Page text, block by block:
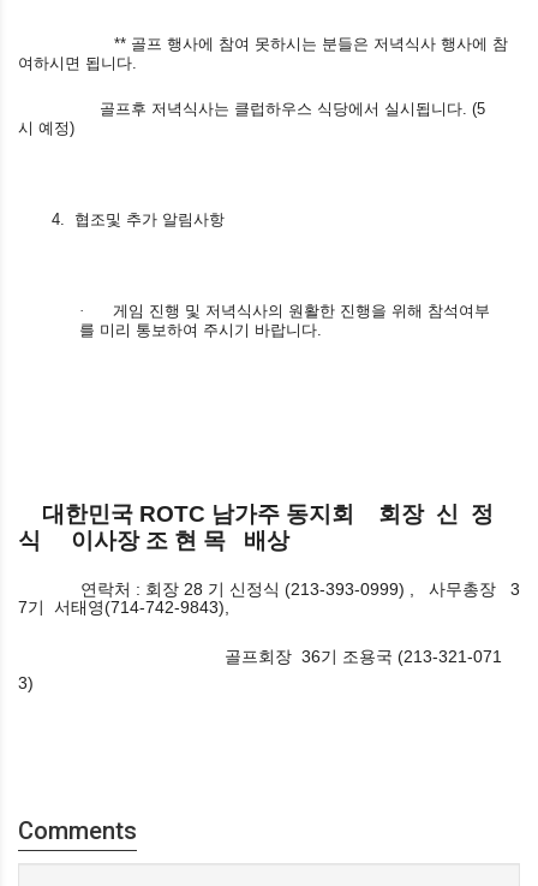
** 골프 행사에 참여 못하시는 분들은 저녁식사 행사에 참
여하시면 됩니다.
골프후 저녁식사는 클럽하우스 식당에서 실시됩니다. (5
시 예정)
4. 협조및 추가 알림사항
· 게임 진행 및 저녁식사의 원활한 진행을 위해 참석여부
를 미리 통보하여 주시기 바랍니다.
대한민국 ROTC 남가주 동지회 회장 신
정
식
이사장 조 현 목 배상
연락처 : 회장 28 기 신정식 (213-393-0999) , 사무총장 3
7기 서태영(714-742-9843),
골프회장 36기 조용국 (213-321-071
3)
Comments